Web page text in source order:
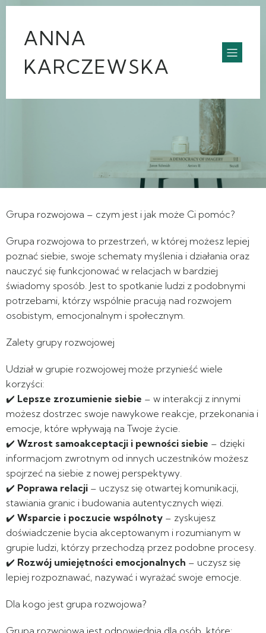
ANNA
KARCZEWSKA
Grupa rozwojowa – czym jest i jak może Ci pomóc?
Grupa rozwojowa to przestrzeń, w której możesz lepiej
poznać siebie, swoje schematy myślenia i działania oraz
nauczyć się funkcjonować w relacjach w bardziej
świadomy sposób. Jest to spotkanie ludzi z podobnymi
potrzebami, którzy wspólnie pracują nad rozwojem
osobistym, emocjonalnym i społecznym.
Zalety grupy rozwojowej
Udział w grupie rozwojowej może przynieść wiele
korzyści:
✔️ Lepsze zrozumienie siebie – w interakcji z innymi
możesz dostrzec swoje nawykowe reakcje, przekonania i
emocje, które wpływają na Twoje życie.
✔️ Wzrost samoakceptacji i pewności siebie – dzięki
informacjom zwrotnym od innych uczestników możesz
spojrzeć na siebie z nowej perspektywy.
✔️ Poprawa relacji – uczysz się otwartej komunikacji,
stawiania granic i budowania autentycznych więzi.
✔️ Wsparcie i poczucie wspólnoty – zyskujesz
doświadczenie bycia akceptowanym i rozumianym w
grupie ludzi, którzy przechodzą przez podobne procesy.
✔️ Rozwój umiejętności emocjonalnych – uczysz się
lepiej rozpoznawać, nazywać i wyrażać swoje emocje.
Dla kogo jest grupa rozwojowa?
Grupa rozwojowa jest odpowiednia dla osób, które: